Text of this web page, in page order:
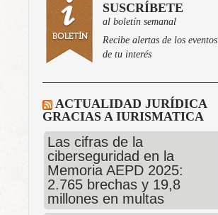
SUSCRÍBETE
al boletín semanal
Recibe alertas de los eventos
de tu interés
ACTUALIDAD JURÍDICA
GRACIAS A IURISMATICA
Las cifras de la
ciberseguridad en la
Memoria AEPD 2025:
2.765 brechas y 19,8
millones en multas